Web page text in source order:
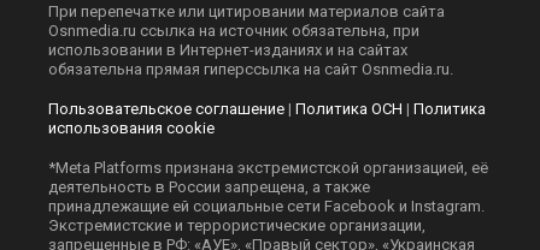
При перепечатке или цитировании материалов сайта
Оsnmedia.ru ссылка на источник обязательна, при
использовании в Интернет-изданиях и на сайтах
обязательна прямая гиперссылка на сайт Оsnmedia.ru.
Пользовательское соглашение | Политика ОСН | Политика
использования cookie
*Meta Platforms признана экстремистской организацией, её
деятельность в России запрещена, а также
принадлежащие ей социальные сети Facebook и Instagram.
Экстремистские и террористические организации,
запрещенные в РФ: «АУЕ», «Правый сектор», «Украинская